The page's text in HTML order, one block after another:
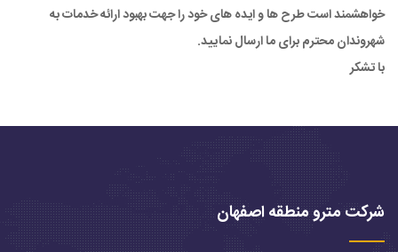
خواهشمند است طرح ها و ایده های خود را جهت بهبود ارائه خدمات به
شهروندان محترم برای ما ارسال نمایید.
با تشکر
شرکت مترو منطقه اصفهان